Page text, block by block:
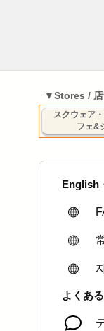
スクウェア
フェ&
English
よくあ